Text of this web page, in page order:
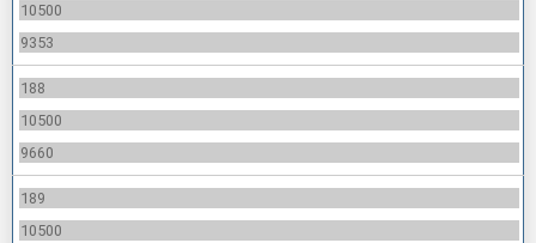
10500
9353
188
10500
9660
189
10500